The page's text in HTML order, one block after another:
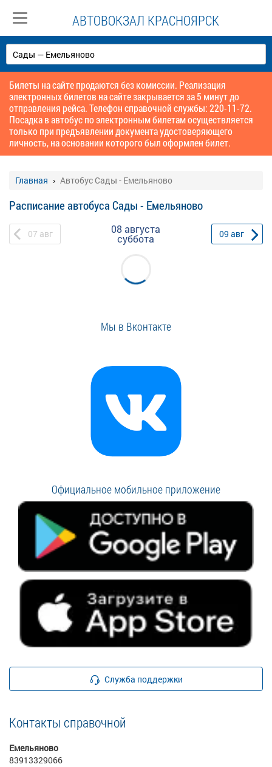
АВТОВОКЗАЛ КРАСНОЯРСК
Билеты на сайте продаются без комиссии. Реализация
электронных билетов на сайте закрывается за 5 минут до
отправления рейса. Телефон справочной службы: 220-11-72.
Посадка в автобус по электронным билетам осуществляется
только при предъявлении документа удостоверяющего
личность, на основании которого был оформлен билет.
Главная Автобус Сады - Емельяново
Расписание автобуса Сады - Емельяново
07 авг 08 августа
суббота 09 авг
Мы в Вконтакте
Официальное мобильное приложение
Служба поддержки
Контакты справочной
Емельяново
83913329066